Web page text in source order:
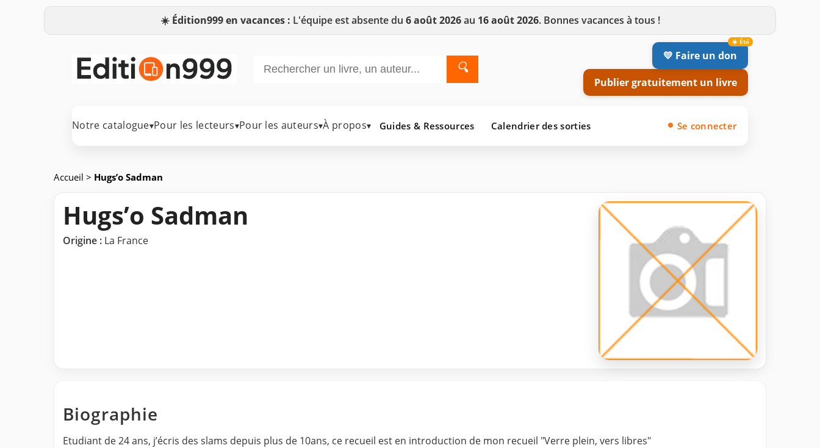
☀️ Édition999 en vacances : L'équipe est absente du 6 août 2026au 16 août 2026. Bonnes vacances à tous !
🔍
💛 Faire un don
Publier gratuitement un livre
Notre catalogue▾Pour les lecteurs▾Pour les auteurs▾À propos▾ Guides & Ressources Calendrier des sorties Se connecter
Accueil > Hugs’o Sadman
Hugs’o Sadman
Origine : La France
Biographie
Etudiant de 24 ans, j’écris des slams depuis plus de 10ans, ce recueil est en introduction de mon recueil "Verre plein, vers libres"